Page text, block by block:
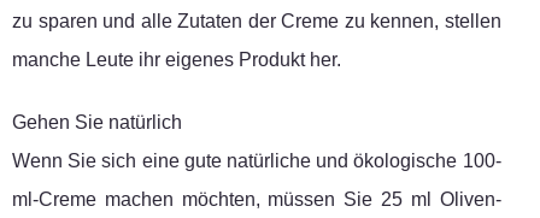
zu sparen und alle Zutaten der Creme zu kennen, stellen
manche Leute ihr eigenes Produkt her.
Gehen Sie natürlich
Wenn Sie sich eine gute natürliche und ökologische 100-
ml-Creme machen möchten, müssen Sie 25 ml Oliven-